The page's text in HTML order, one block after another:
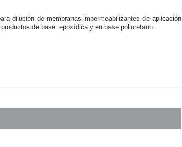
dilución de membranas impermeabilizantes de aplicación
de base epoxídica y en base poliuretano.